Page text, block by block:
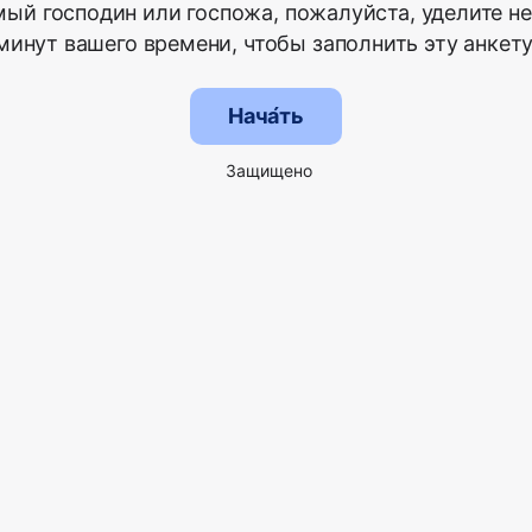
господин или госпожа, пожалуйста, уделите
вашего времени, чтобы заполнить эту
Нача́ть
Защищено